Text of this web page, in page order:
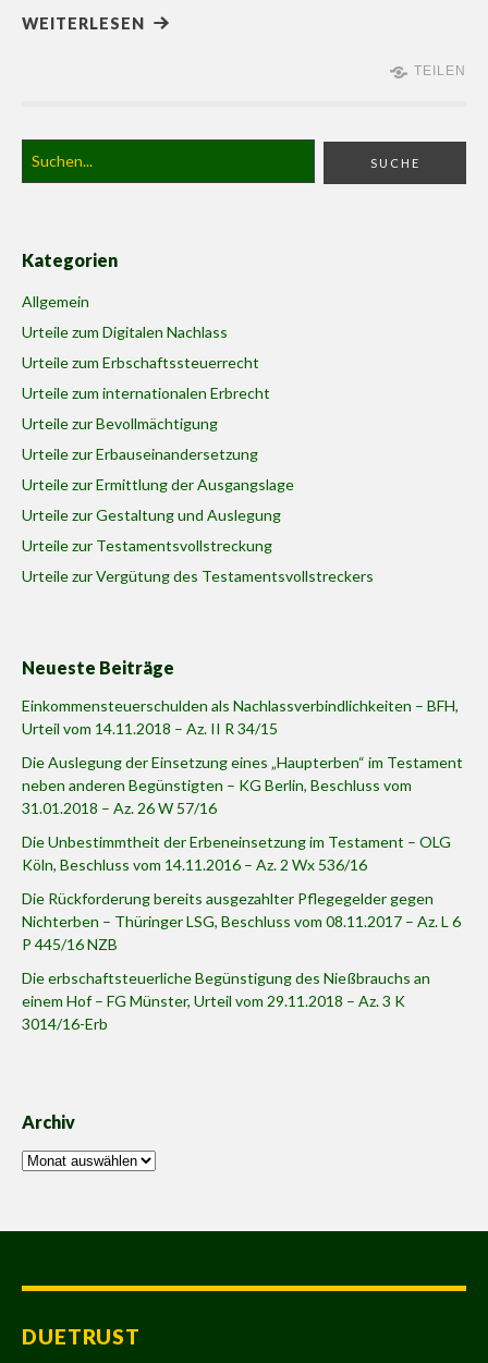
WEITERLESEN
TEILEN
Kategorien
Allgemein
Urteile zum Digitalen Nachlass
Urteile zum Erbschaftssteuerrecht
Urteile zum internationalen Erbrecht
Urteile zur Bevollmächtigung
Urteile zur Erbauseinandersetzung
Urteile zur Ermittlung der Ausgangslage
Urteile zur Gestaltung und Auslegung
Urteile zur Testamentsvollstreckung
Urteile zur Vergütung des Testamentsvollstreckers
Neueste Beiträge
Einkommensteuerschulden als Nachlassverbindlichkeiten – BFH,
Urteil vom 14.11.2018 – Az. II R 34/15
Die Auslegung der Einsetzung eines „Haupterben“ im Testament
neben anderen Begünstigten – KG Berlin, Beschluss vom
31.01.2018 – Az. 26 W 57/16
Die Unbestimmtheit der Erbeneinsetzung im Testament – OLG
Köln, Beschluss vom 14.11.2016 – Az. 2 Wx 536/16
Die Rückforderung bereits ausgezahlter Pflegegelder gegen
Nichterben – Thüringer LSG, Beschluss vom 08.11.2017 – Az. L 6
P 445/16 NZB
Die erbschaftsteuerliche Begünstigung des Nießbrauchs an
einem Hof – FG Münster, Urteil vom 29.11.2018 – Az. 3 K
3014/16-Erb
Archiv
Archiv
DUETRUST